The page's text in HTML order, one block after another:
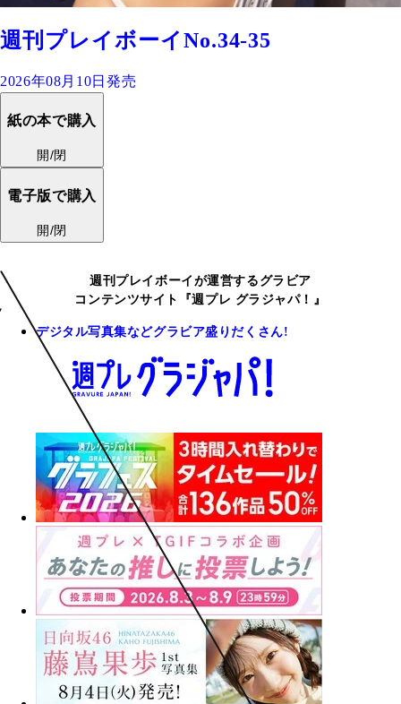
週刊プレイボーイNo.34-35
2026年08月10日発売
紙の本で購入
開/閉
電子版で購入
開/閉
週刊プレイボーイが運営するグラビア
コンテンツサイト『週プレ グラジャパ！』
デジタル写真集などグラビア盛りだくさん!